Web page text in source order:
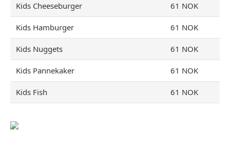
Kids Cheeseburger 61 NOK
Kids Hamburger 61 NOK
Kids Nuggets 61 NOK
Kids Pannekaker 61 NOK
Kids Fish 61 NOK